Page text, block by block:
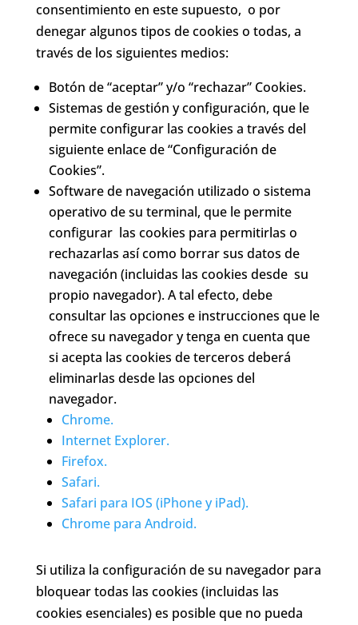
consentimiento en este supuesto, o por
denegar algunos tipos de cookies o todas, a
través de los siguientes medios:
Botón de “aceptar” y/o “rechazar” Cookies.
Sistemas de gestión y configuración, que le
permite configurar las cookies a través del
siguiente enlace de “Configuración de
Cookies”.
Software de navegación utilizado o sistema
operativo de su terminal, que le permite
configurar las cookies para permitirlas o
rechazarlas así como borrar sus datos de
navegación (incluidas las cookies desde su
propio navegador). A tal efecto, debe
consultar las opciones e instrucciones que le
ofrece su navegador y tenga en cuenta que
si acepta las cookies de terceros deberá
eliminarlas desde las opciones del
navegador.
Chrome.
Internet Explorer.
Firefox.
Safari.
Safari para IOS (iPhone y iPad).
Chrome para Android.
Si utiliza la configuración de su navegador para
bloquear todas las cookies (incluidas las
cookies esenciales) es posible que no pueda